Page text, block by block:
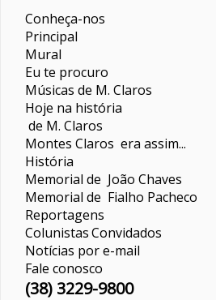
Conheça-nos
Principal
Mural
Eu te procuro
Músicas de M. Claros
Hoje na história
de M. Claros
Montes Claros era assim...
História
Memorial de João Chaves
Memorial de Fialho Pacheco
Reportagens
ColunistasConvidados
Notícias por e-mail
Fale conosco
(38) 3229-9800